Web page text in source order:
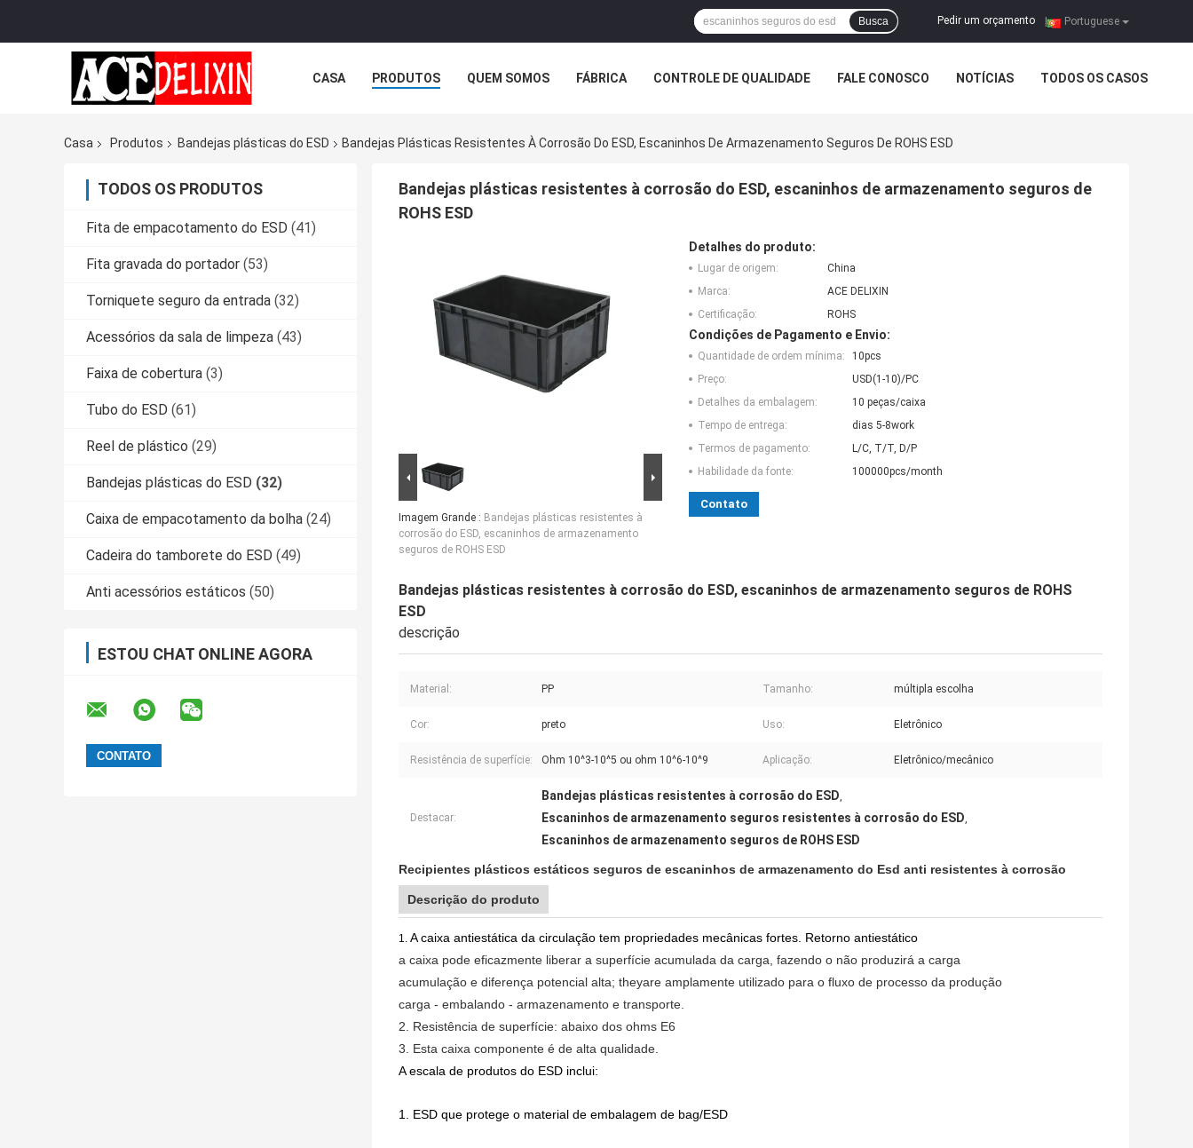
Portuguese
Pedir um orçamento |
Busca
CASA PRODUTOS QUEM SOMOS FÁBRICA CONTROLE DE QUALIDADE FALE CONOSCO NOTÍCIAS TODOS OS CASOS
Casa Produtos Bandejas plásticas do ESD Bandejas Plásticas Resistentes À Corrosão Do ESD, Escaninhos De Armazenamento Seguros De ROHS ESD
TODOS OS PRODUTOS
Fita de empacotamento do ESD (41)
Fita gravada do portador (53)
Torniquete seguro da entrada (32)
Acessórios da sala de limpeza (43)
Faixa de cobertura (3)
Tubo do ESD (61)
Reel de plástico (29)
Bandejas plásticas do ESD (32)
Caixa de empacotamento da bolha (24)
Cadeira do tamborete do ESD (49)
Anti acessórios estáticos (50)
ESTOU CHAT ONLINE AGORA
Bandejas plásticas resistentes à corrosão do ESD, escaninhos de armazenamento seguros de
ROHS ESD
Imagem Grande : Bandejas plásticas resistentes à
corrosão do ESD, escaninhos de armazenamento
seguros de ROHS ESD
Detalhes do produto:
Lugar de origem:
China
Marca:
ACE DELIXIN
Certificação:
ROHS
Condições de Pagamento e Envio:
Quantidade de ordem mínima:
10pcs
Preço:
USD(1-10)/PC
Detalhes da embalagem:
10 peças/caixa
Tempo de entrega:
dias 5-8work
Termos de pagamento:
L/C, T/T, D/P
Habilidade da fonte:
100000pcs/month
Contato
Bandejas plásticas resistentes à corrosão do ESD, escaninhos de armazenamento seguros de ROHS
ESD
descrição
Material: PP Tamanho: múltipla escolha
Cor: preto Uso: Eletrônico
Resistência de superfície: Ohm 10^3-10^5 ou ohm 10^6-10^9 Aplicação: Eletrônico/mecânico
Destacar:
Bandejas plásticas resistentes à corrosão do ESD,
Escaninhos de armazenamento seguros resistentes à corrosão do ESD,
Escaninhos de armazenamento seguros de ROHS ESD
Recipientes plásticos estáticos seguros de escaninhos de armazenamento do Esd anti resistentes à corrosão
Descrição do produto
1. A caixa antiestática da circulação tem propriedades mecânicas fortes. Retorno antiestático
a caixa pode eficazmente liberar a superfície acumulada da carga, fazendo o não produzirá a carga
acumulação e diferença potencial alta; theyare amplamente utilizado para o fluxo de processo da produção
carga - embalando - armazenamento e transporte.
2. Resistência de superfície: abaixo dos ohms E6
3. Esta caixa componente é de alta qualidade.
A escala de produtos do ESD inclui:
1. ESD que protege o material de embalagem de bag/ESD